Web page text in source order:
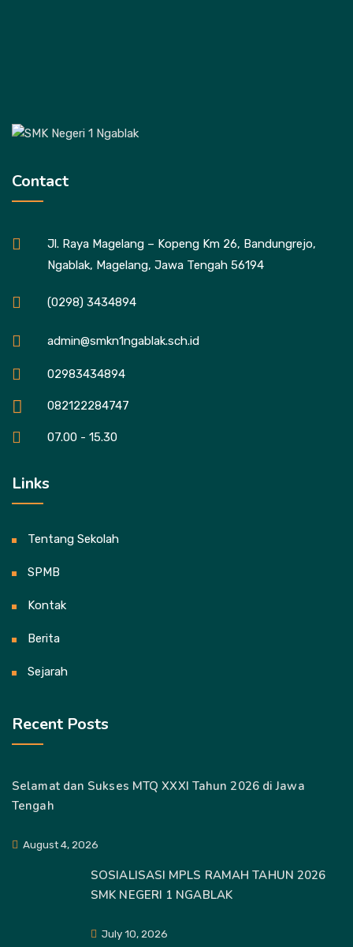
Contact
Jl. Raya Magelang – Kopeng Km 26, Bandungrejo,
Ngablak, Magelang, Jawa Tengah 56194
(0298) 3434894
admin@smkn1ngablak.sch.id
02983434894
082122284747
07.00 - 15.30
Links
Tentang Sekolah
SPMB
Kontak
Berita
Sejarah
Recent Posts
Selamat dan Sukses MTQ XXXI Tahun 2026 di Jawa
Tengah
August 4, 2026
SOSIALISASI MPLS RAMAH TAHUN 2026
SMK NEGERI 1 NGABLAK
July 10, 2026